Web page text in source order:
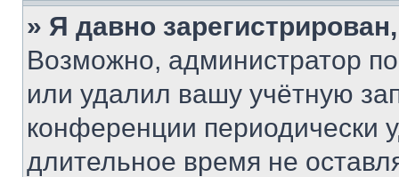
» Я давно
Возможно, администратор
или удалил вашу учётную
конференции периодически
длительное время не